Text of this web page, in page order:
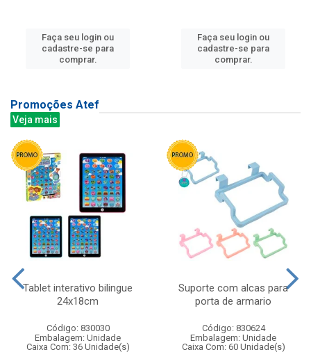
Faça seu login ou
cadastre-se para
comprar.
Faça seu login ou
cadastre-se para
comprar.
Promoções Atef
Veja mais
Tablet interativo bilingue
24x18cm
Código: 830030
Embalagem: Unidade
Caixa Com: 36 Unidade(s)
Suporte com alcas para
porta de armario
Código: 830624
Embalagem: Unidade
Caixa Com: 60 Unidade(s)